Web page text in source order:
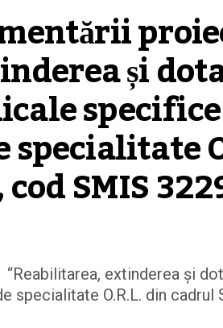
și
SMIS
extinderea și
O.R.L. din cadrul